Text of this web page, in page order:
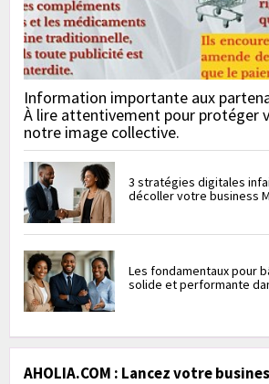
Information importante aux
À lire attentivement pour protéger
notre image collective.
3 stratégies digitales
décoller votre business
Les fondamentaux pour
solide et performante
AHOLIA.COM : Lancez votre